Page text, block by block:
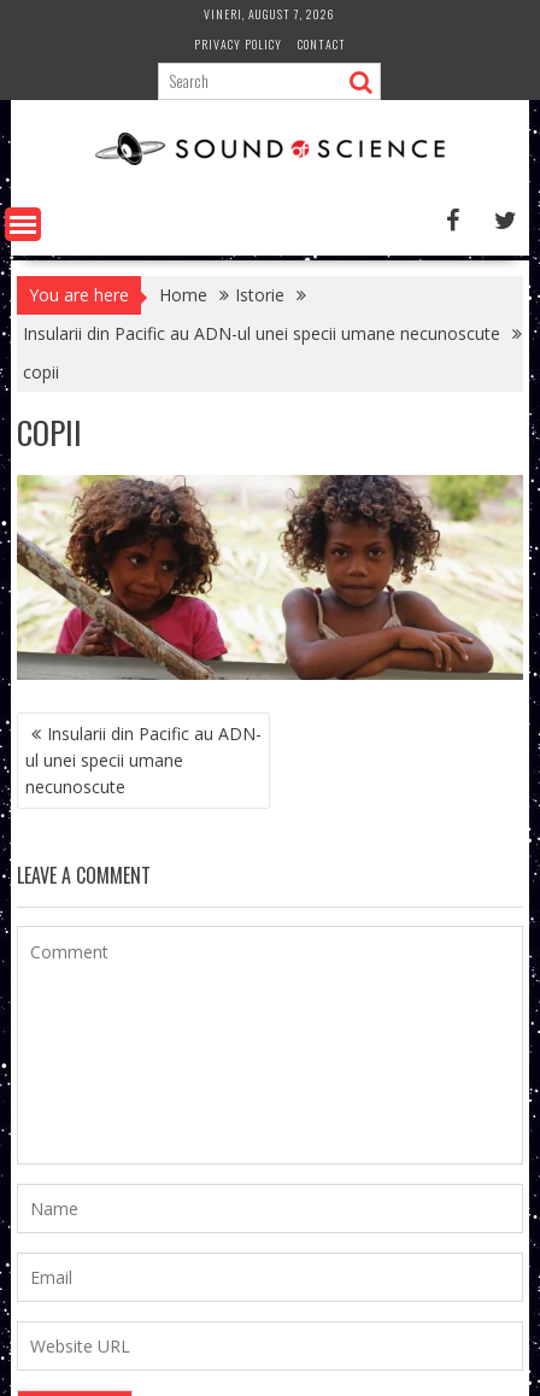
VINERI, AUGUST 7, 2026
PRIVACY POLICY
CONTACT
You are here Home
Istorie
Insularii din Pacific au ADN-ul unei specii umane necunoscute
copii
COPII
NAVIGARE
ÎN
ARTICOLE
Insularii din Pacific au ADN-
ul unei specii umane
necunoscute
LEAVE A COMMENT